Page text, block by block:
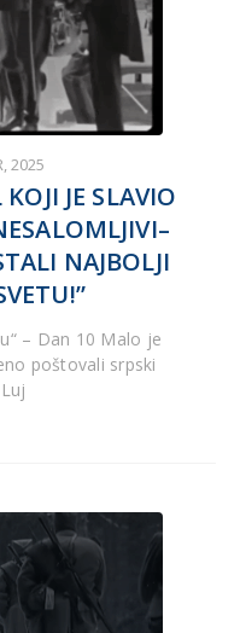
2025
JE SLAVIO
NAJBOLJI
– Dan 10 Malo je
poštovali srpski